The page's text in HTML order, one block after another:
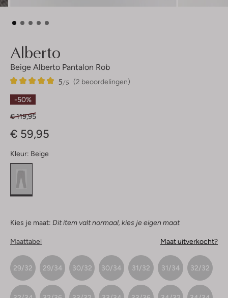
Alberto
Beige Alberto Pantalon Rob
(2 beoordelingen)
5/5
2
5
Sterren
-50%
€ 119,95
€ 59,95
Kleur: Beige
Kies je maat: Dit item valt normaal, kies je eigen maat
Maattabel Maat uitverkocht?
29/32 29/34 30/32 30/34 31/32 31/34 32/32